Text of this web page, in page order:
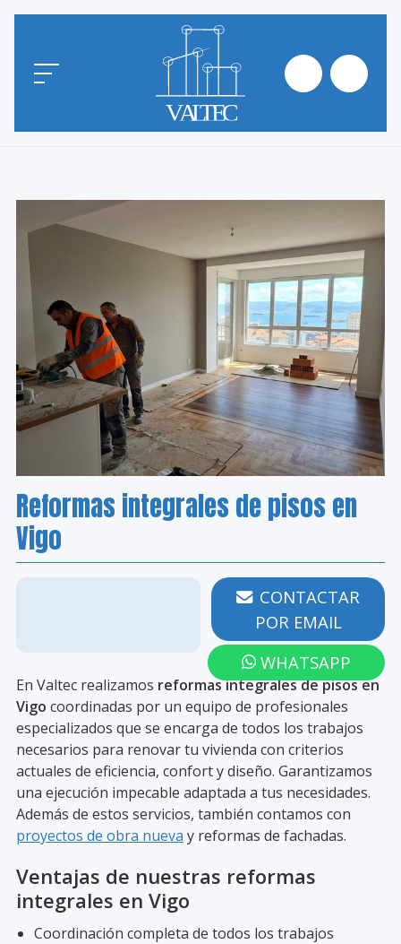
Reformas integrales de pisos en
Vigo
986 203 258
CONTACTAR
POR EMAIL
WHATSAPP
En Valtec realizamos reformas integrales de pisos en
Vigo coordinadas por un equipo de profesionales
especializados que se encarga de todos los trabajos
necesarios para renovar tu vivienda con criterios
actuales de eficiencia, confort y diseño. Garantizamos
una ejecución impecable adaptada a tus necesidades.
Además de estos servicios, también contamos con
proyectos de obra nueva y reformas de fachadas.
Ventajas de nuestras reformas
integrales en Vigo
Coordinación completa de todos los trabajos